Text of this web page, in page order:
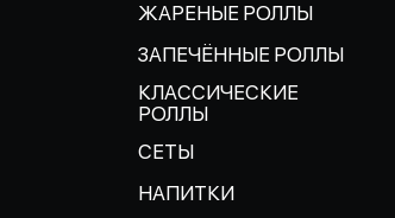
ЖАРЕНЫЕ РОЛЛЫ
ЗАПЕЧЁННЫЕ РОЛЛЫ
КЛАССИЧЕСКИЕ
РОЛЛЫ
СЕТЫ
НАПИТКИ